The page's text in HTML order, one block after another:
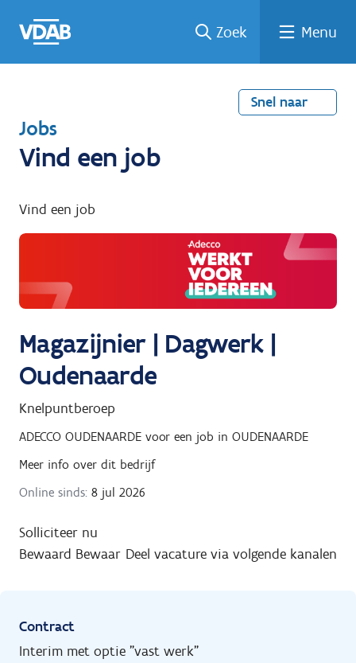
naar
een
een
job
naar
Zoek Menu
Snel naar
T
e
u
g
a
a
r
Jobs
Vind een job
Vind een job
Magazijnier | Dagwerk |
Oudenaarde
Knelpuntberoep
ADECCO OUDENAARDE voor een job in OUDENAARDE
Meer info over dit bedrijf
Online sinds: 8 jul 2026
Solliciteer nu
Bewaard Bewaar Deel vacature via volgende kanalen
Contract
Interim met optie "vast werk"